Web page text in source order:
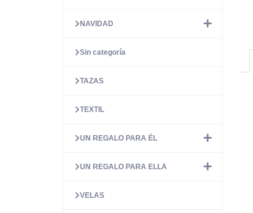
NAVIDAD
Sin categoría
TAZAS
TEXTIL
UN REGALO PARA ÉL
UN REGALO PARA ELLA
VELAS